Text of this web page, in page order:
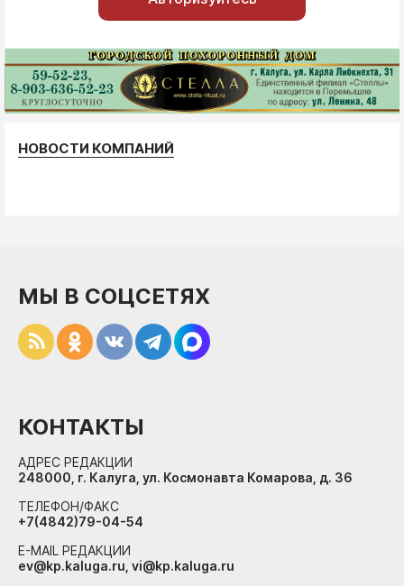
НОВОСТИ КОМПАНИЙ
МЫ В СОЦСЕТЯХ
КОНТАКТЫ
АДРЕС РЕДАКЦИИ
248000, г. Калуга, ул. Космонавта Комарова, д. 36
ТЕЛЕФОН/ФАКС
+7(4842)79-04-54
E-MAIL РЕДАКЦИИ
ev@kp.kaluga.ru, vi@kp.kaluga.ru